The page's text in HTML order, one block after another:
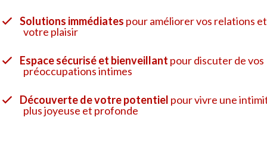
Solutions immédiates pour améliorer vos relations et
votre plaisir
Espace sécurisé et bienveillant pour discuter de vos
préoccupations intimes
Découverte de votre potentiel pour vivre une
plus joyeuse et profonde